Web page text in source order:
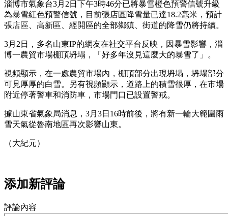
淄博市氣象台3月2日下午3時46分已將暴雪橙色預警信號升級
為暴雪紅色預警信號，目前張店區降雪量已達18.2毫米，預計
張店區、高新區、經開區的全部鄉鎮、街道的降雪仍將持續。
3月2日，多名山東IP的網友在社交平台反映，因暴雪影響，淄
博一農貿市場棚頂坍塌，「好多年沒見這麼大的暴雪了」。
視頻顯示，在一處農貿市場內，棚頂部分出現坍塌，坍塌部分
可見厚厚的白雪。另有視頻顯示，道路上的積雪很厚，在市場
附近停著警車和消防車，市場門口已設置警戒。
據山東省氣象局消息，3月3日16時前後，將有新一輪大範圍雨
雪天氣從魯南地區再次影響山東。
（大紀元）
添加新評論
評論內容